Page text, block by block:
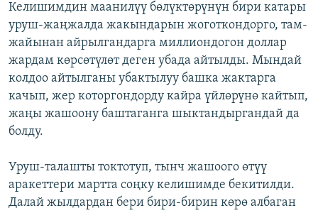
Келишимдин маанилүү бөлүктөрүнүн бири катары
уруш-жаңжалда жакындарын жоготкондорго, там-
жайынан айрылгандарга миллиондогон доллар
жардам көрсөтүлөт деген убада айтылды. Мындай
колдоо айтылганы убактылуу башка жактарга
качып, жер которгондорду кайра үйлөрүнө кайтып,
жаңы жашоону баштаганга шыктандыргандай да
болду.
Уруш-талашты токтотуп, тынч жашоого өтүү
аракеттери мартта соңку келишимде бекитилди.
Далай жылдардан бери бири-бирин көрө албаган